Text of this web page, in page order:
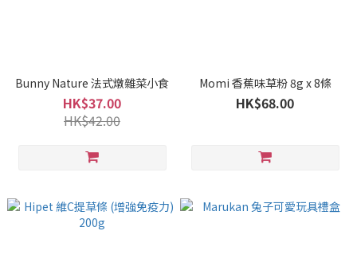
Bunny Nature 法式燉雜菜小食
HK$37.00
HK$42.00
Momi 香蕉味草粉 8g x 8條
HK$68.00